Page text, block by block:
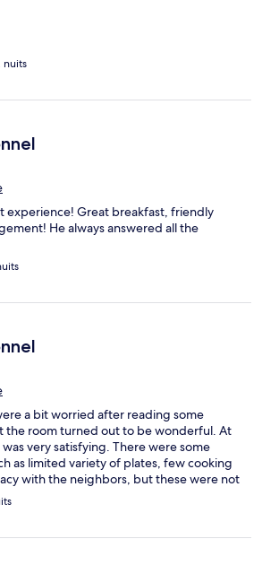
nuits
experience! Great breakfast, friendly
He always answered all the
a bit worried after reading some
the room turned out to be wonderful. At
very satisfying. There were some
as limited variety of plates, few cooking
with the neighbors, but these were not